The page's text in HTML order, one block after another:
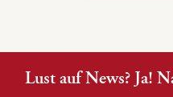
Lust auf News? Ja!